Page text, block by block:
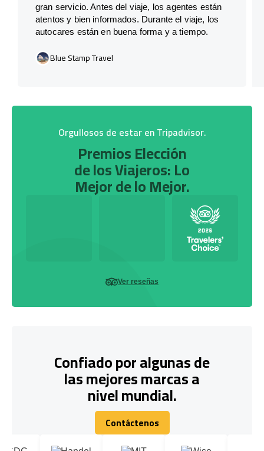
gran servicio. Antes del viaje, los agentes están
atentos y bien informados. Durante el viaje, los
autocares están en buena forma y a tiempo.
Blue Stamp Travel
Orgullosos de estar en Tripadvisor.
Premios Elección
de los Viajeros: Lo
Mejor de lo Mejor.
Ver reseñas
Confiado por algunas de
las mejores marcas a
nivel mundial.
Contáctenos
Contáctenos